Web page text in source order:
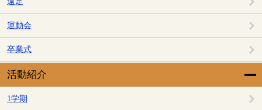
運動会
卒業式
活動紹介
1学期